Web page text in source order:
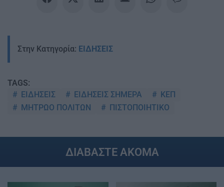
Στην Κατηγορία: ΕΙΔΗΣΕΙΣ
TAGS:
ΕΙΔΗΣΕΙΣ
ΕΙΔΗΣΕΙΣ ΣΗΜΕΡΑ
ΚΕΠ
ΜΗΤΡΩΟ ΠΟΛΙΤΩΝ
ΠΙΣΤΟΠΟΙΗΤΙΚΟ
ΔΙΑΒΑΣΤΕ ΑΚΟΜΑ